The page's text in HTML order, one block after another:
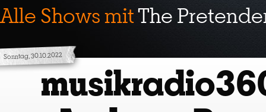
Alle Shows mitThe
Sonntag, 30.10.2022